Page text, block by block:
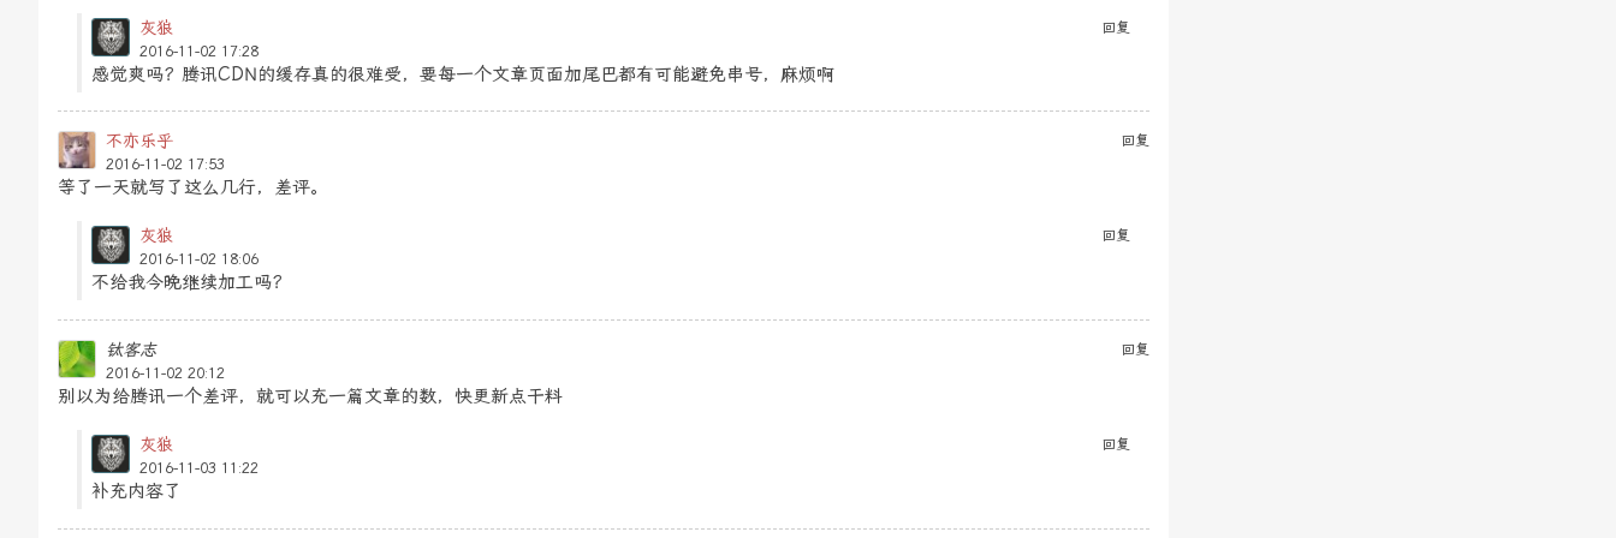
回复
灰狼
2016-11-02 17:28
感觉爽吗？腾讯CDN的缓存真的很难受，要每一个文章页面加尾巴都有可能避免串号，麻烦啊
回复
不亦乐乎
2016-11-02 17:53
等了一天就写了这么几行，差评。
回复
灰狼
2016-11-02 18:06
不给我今晚继续加工吗？
回复
钛客志
2016-11-02 20:12
别以为给腾讯一个差评，就可以充一篇文章的数，快更新点干料
回复
灰狼
2016-11-03 11:22
补充内容了